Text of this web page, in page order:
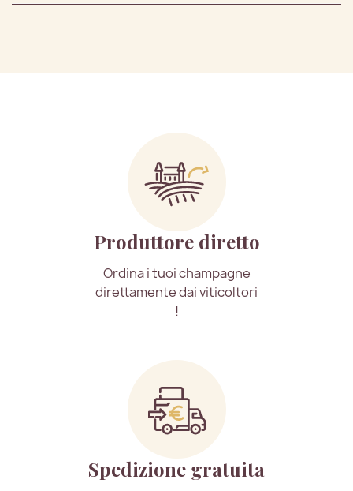
Produttore diretto
Ordina i tuoi champagne
direttamente dai viticoltori
!
Spedizione gratuita